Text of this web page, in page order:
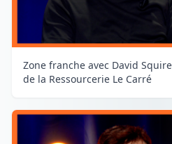
Zone franche avec David
de la Ressourcerie Le Carré